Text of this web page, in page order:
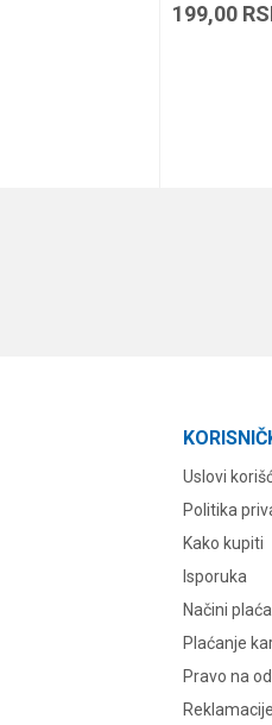
199,00
Uslovi
Politika
Kako kupiti
Isporuka
Načini
Plaćanje
Pravo na
Reklamacije